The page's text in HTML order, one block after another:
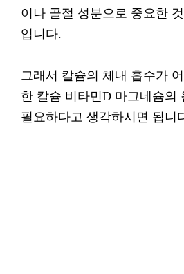
이나 골절 성분으로 중요한
입니다.
그래서 칼슘의 체내 흡수가
한 칼슘 비타민D 마그네슘의
필요하다고 생각하시면 됩니